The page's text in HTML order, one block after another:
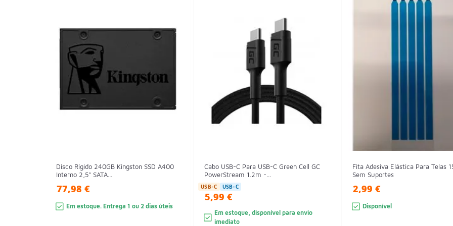
Disco Rígido 240GB Kingston SSD A400
Interno 2,5" SATA...
77,98 €
Em estoque. Entrega 1 ou 2 dias úteis
Cabo USB-C Para USB-C Green Cell GC
PowerStream 1.2m -...
USB-C USB-C
5,99 €
Em estoque, disponível para envio
imediato
Fita Adesiva Elástica Para Telas
Sem Suportes
2,99 €
Disponível